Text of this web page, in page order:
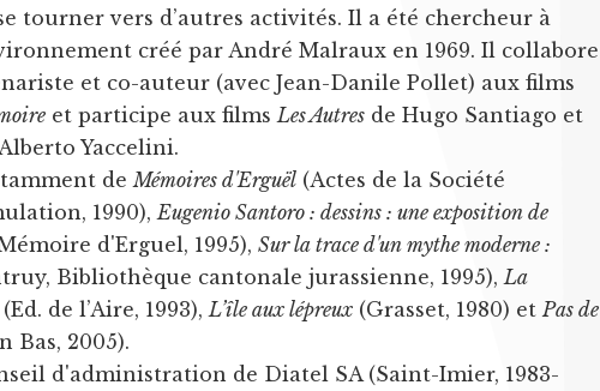
tourner vers d’autres activités. Il a été chercheur à
créé par André Malraux en 1969. Il collabore
et co-auteur (avec Jean-Danile Pollet) aux films
et participe aux filmsLes Autres de Hugo Santiago et
Yaccelini.
deMémoires d'Erguël (Actes de la Société
1990),Eugenio Santoro : dessins : une exposition de
d'Erguel, 1995),Sur la trace d'un mythe moderne :
Bibliothèque cantonale jurassienne, 1995),La
(Ed. de l’Aire, 1993),L’île aux lépreux (Grasset, 1980) etPas de
Bas, 2005).
d'administration de Diatel SA (Saint-Imier, 1983-